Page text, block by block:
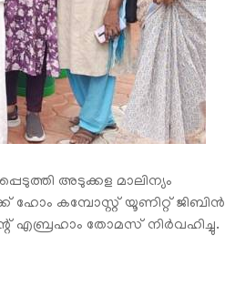
അടുക്കള മാലിന്യം
ഹോം കമ്പോസ്റ്റ് യൂണിറ്റ് ജിബിന്‍
എബ്രഹാം തോമസ് നിര്‍വഹിച്ചു.